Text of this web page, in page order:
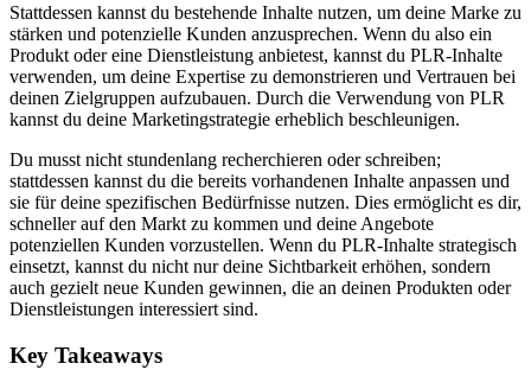
Stattdessen kannst du bestehende Inhalte nutzen, um deine Marke zu
stärken und potenzielle Kunden anzusprechen. Wenn du also ein
Produkt oder eine Dienstleistung anbietest, kannst du PLR-Inhalte
verwenden, um deine Expertise zu demonstrieren und Vertrauen bei
deinen Zielgruppen aufzubauen. Durch die Verwendung von PLR
kannst du deine Marketingstrategie erheblich beschleunigen.
Du musst nicht stundenlang recherchieren oder schreiben;
stattdessen kannst du die bereits vorhandenen Inhalte anpassen und
sie für deine spezifischen Bedürfnisse nutzen. Dies ermöglicht es dir,
schneller auf den Markt zu kommen und deine Angebote
potenziellen Kunden vorzustellen. Wenn du PLR-Inhalte strategisch
einsetzt, kannst du nicht nur deine Sichtbarkeit erhöhen, sondern
auch gezielt neue Kunden gewinnen, die an deinen Produkten oder
Dienstleistungen interessiert sind.
Key Takeaways